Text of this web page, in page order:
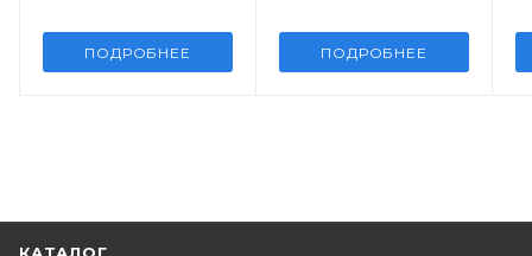
ПОДРОБНЕЕ ПОДРОБНЕЕ